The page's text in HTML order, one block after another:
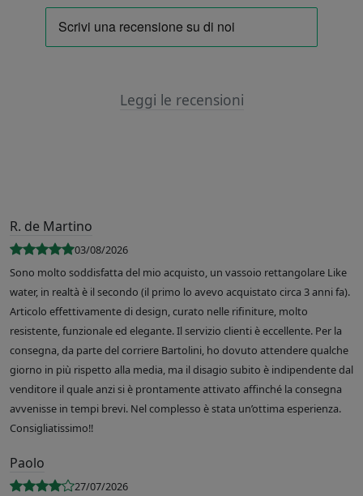
Leggi le recensioni
R. de Martino
03/08/2026
Sono molto soddisfatta del mio acquisto, un vassoio rettangolare Like
water, in realtà è il secondo (il primo lo avevo acquistato circa 3 anni fa).
Articolo effettivamente di design, curato nelle rifiniture, molto
resistente, funzionale ed elegante. Il servizio clienti è eccellente. Per la
consegna, da parte del corriere Bartolini, ho dovuto attendere qualche
giorno in più rispetto alla media, ma il disagio subito è indipendente dal
venditore il quale anzi si è prontamente attivato affinché la consegna
avvenisse in tempi brevi. Nel complesso è stata un’ottima esperienza.
Consigliatissimo!!
Paolo
27/07/2026